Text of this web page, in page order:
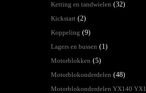
Ketting en tandwielen (32)
Kickstart (2)
Koppeling (9)
Lagers en bussen (1)
Motorblokken (5)
Motorblokonderdelen (48)
Motorblokonderdelen YX140